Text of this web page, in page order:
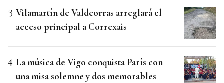
Vilamartín de Valdeorras arreglará el
acceso principal a Correxais
La música de Vigo conquista París con
una misa solemne y dos memorables